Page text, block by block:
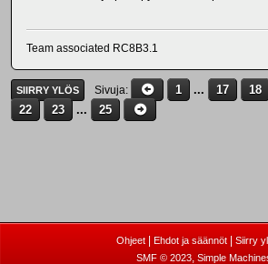
Team associated RC8B3.1
SIIRRY YLÖS Sivuja 1 ... 17 18
22
23 ... 25
Ohjeet| Ehdot ja säännöt| Siirry
SMF © 2023, Simple